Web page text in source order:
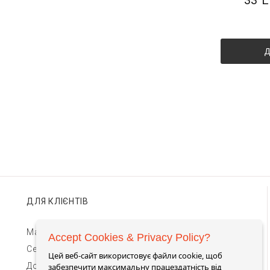
ДЛЯ КЛІЄНТІВ
Магазини TIMEBAR
Сервіс та гарантії
Доставка та оплата
Accept Cookies & Privacy Policy?
Цей веб-сайт використовує файли cookie, щоб
забезпечити максимальну працездатність від